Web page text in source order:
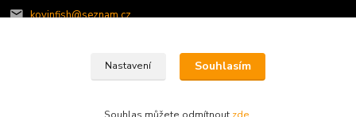
kovinfish@seznam.cz
Nastavení Souhlasím